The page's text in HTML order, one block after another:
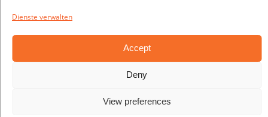
Dienste verwalten
Accept
Deny
View preferences
verfügbar
Vorschaltgerät